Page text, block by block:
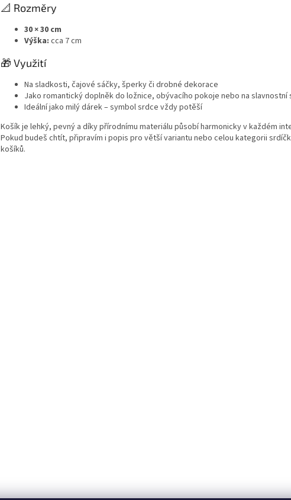
📐 Rozměry
30 × 30 cm
Výška: cca 7 cm
🎁 Využití
Na sladkosti, čajové sáčky, šperky či drobné dekorace
Jako romantický doplněk do ložnice, obývacího pokoje nebo na slavnostní
Ideální jako milý dárek – symbol srdce vždy potěší
Košík je lehký, pevný a díky přírodnímu materiálu působí harmonicky v každém
Pokud budeš chtít, připravím i popis pro větší variantu nebo celou kategorii
košíků.